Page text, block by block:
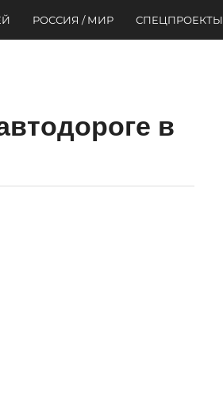
РОССИЯ / МИР СПЕЦПРОЕКТЫ
в